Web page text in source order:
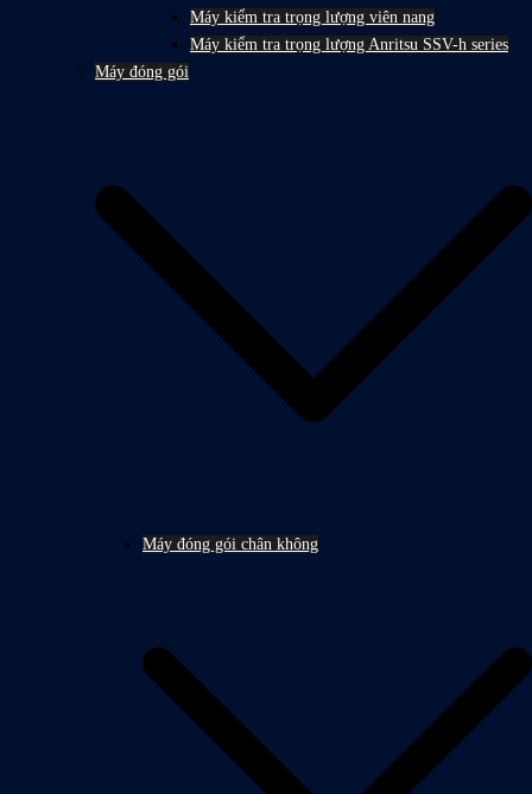
Máy kiểm tra trọng lượng viên nang
Máy kiểm tra trọng lượng Anritsu SSV-h series
Máy đóng gói
Máy đóng gói chân không